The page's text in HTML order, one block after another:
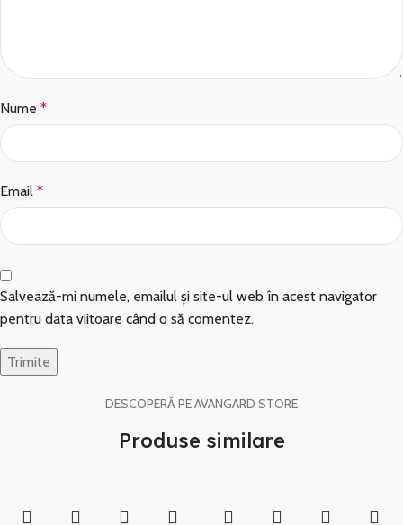
Nume *
Email *
Salvează-mi numele, emailul și site-ul web în acest navigator
pentru data viitoare când o să comentez.
DESCOPERĂ PE AVANGARD STORE
Produse similare